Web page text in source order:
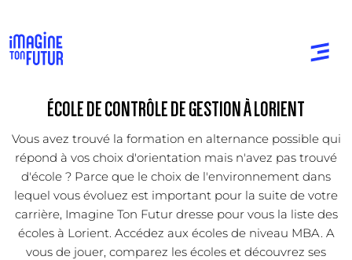
ÉCOLE DE CONTRÔLE DE GESTION À LORIENT
Vous avez trouvé la formation en alternance possible qui
répond à vos choix d'orientation mais n'avez pas trouvé
d'école ? Parce que le choix de l'environnement dans
lequel vous évoluez est important pour la suite de votre
carrière, Imagine Ton Futur dresse pour vous la liste des
écoles à Lorient. Accédez aux écoles de niveau MBA. A
vous de jouer, comparez les écoles et découvrez ses